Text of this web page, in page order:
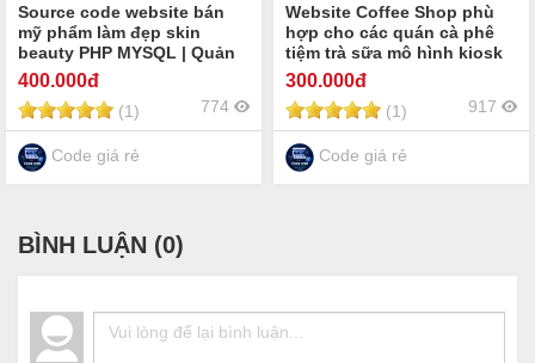
Source code website bán
mỹ phẩm làm đẹp skin
beauty PHP MYSQL | Quản
lý cửa hàng mỹ phẩm
skincare làm đẹp dụng cụ
spa thẩm mỹ viện | Full
code website mỹ phẩm
skincare làm đẹp spa
400.000đ
(1) 774
Code giá rẻ
Website Coffee Shop phù
hợp cho các quán cà phê
tiệm trà sữa mô hình kiosk
hoặc chuỗi đồ uống cà phê
tiệm trà sữa quán nước
Coffee Shop online
300.000đ
(1) 917
Code giá rẻ
BÌNH LUẬN (0)